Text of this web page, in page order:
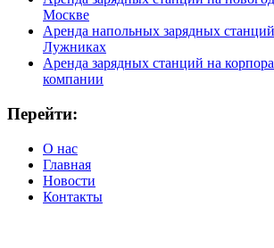
Москве
Аренда напольных зарядных
Лужниках
Аренда зарядных станций на
компании
Перейти:
О нас
Главная
Новости
Контакты